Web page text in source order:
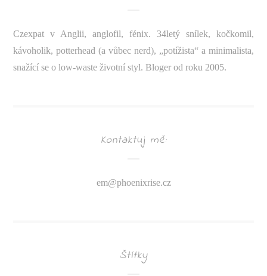
Czexpat v Anglii, anglofil, fénix. 34letý snílek, kočkomil,
kávoholik, potterhead (a vůbec nerd), „potížista“ a minimalista,
snažící se o low-waste životní styl. Bloger od roku 2005.
Kontaktuj mě:
em@phoenixrise.cz
Štítky